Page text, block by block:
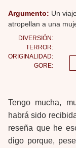
Argumento: Un
atropellan a una
DIVERSIÓN:
TERROR:
ORIGINALIDAD:
GORE:
Tengo mucha,
habrá sido
reseña que he
digo porque,